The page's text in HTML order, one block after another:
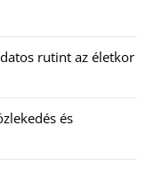
rutint az életkor
és